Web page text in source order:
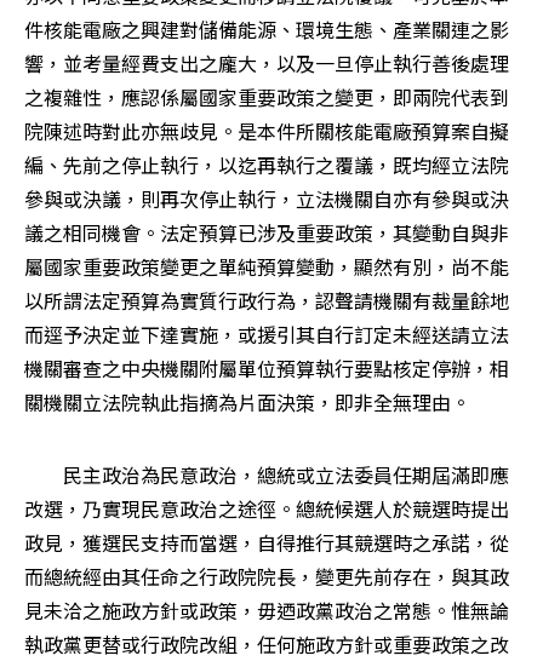
件核能電廠之興建對儲備能源、環境生態、產業關連之影
響，並考量經費支出之龐大，以及一旦停止執行善後處理
之複雜性，應認係屬國家重要政策之變更，即兩院代表到
院陳述時對此亦無歧見。是本件所關核能電廠預算案自擬
編、先前之停止執行，以迄再執行之覆議，既均經立法院
參與或決議，則再次停止執行，立法機關自亦有參與或決
議之相同機會。法定預算已涉及重要政策，其變動自與非
屬國家重要政策變更之單純預算變動，顯然有別，尚不能
以所謂法定預算為實質行政行為，認聲請機關有裁量餘地
而逕予決定並下達實施，或援引其自行訂定未經送請立法
機關審查之中央機關附屬單位預算執行要點核定停辦，相
關機關立法院執此指摘為片面決策，即非全無理由。
民主政治為民意政治，總統或立法委員任期屆滿即應
改選，乃實現民意政治之途徑。總統候選人於競選時提出
政見，獲選民支持而當選，自得推行其競選時之承諾，從
而總統經由其任命之行政院院長，變更先前存在，與其政
見未洽之施政方針或政策，毋迺政黨政治之常態。惟無論
執政黨更替或行政院改組，任何施政方針或重要政策之改